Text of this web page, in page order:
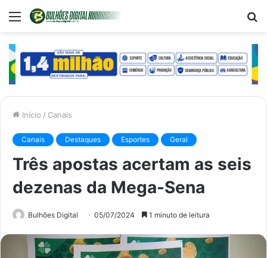
Menu
Início / Canais
Canais Destaques Esportes Geral
Três apostas acertam as seis
dezenas da Mega-Sena
Bulhões Digital 05/07/2024 1 minuto de leitura